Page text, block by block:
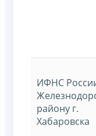
ИФНС
району г.
Хабаровска